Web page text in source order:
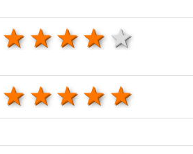
4 stars
3 stars
2 stars
1 star
4 stars
3 stars
2 stars
1 star